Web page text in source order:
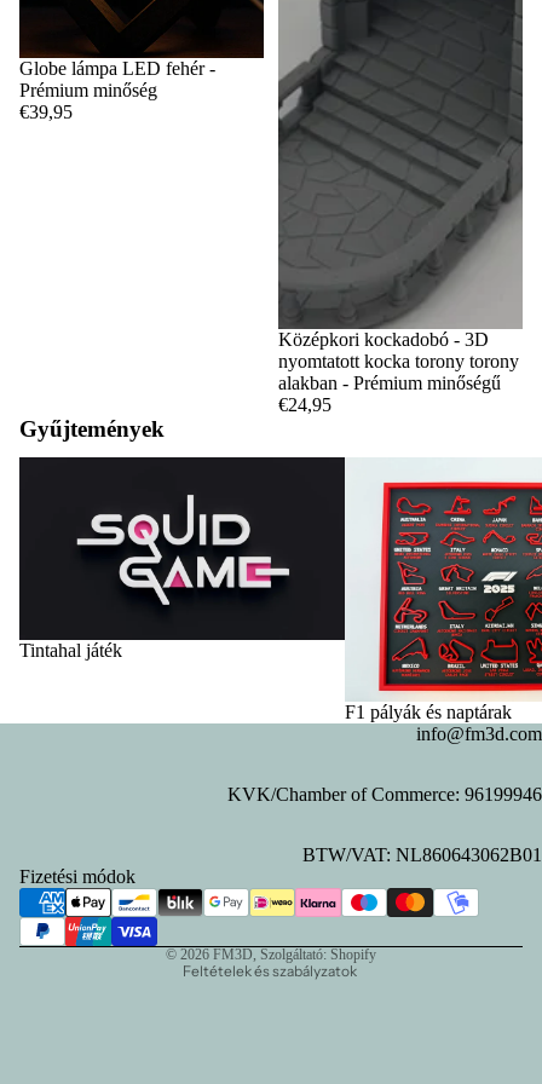
Globe lámpa LED fehér -
Prémium minőség
€39,95
Középkori kockadobó - 3D
nyomtatott kocka torony torony
alakban - Prémium minőségű
€24,95
Gyűjtemények
Tintahal játék
F1 pályák és naptárak
info@fm3d.com
KVK/Chamber of Commerce: 96199946
BTW/VAT: NL860643062B01
Fizetési módok
© 2026 FM3D , Szolgáltató: Shopify
Feltételek és szabályzatok
Kapcsolattartási adatok
Szolgáltatási feltételek